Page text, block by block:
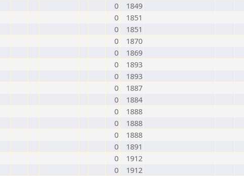
0
1849
0
1851
0
1851
0
1870
0
1869
0
1893
0
1893
0
1887
0
1884
0
1888
0
1888
0
1888
0
1891
0
1912
0
1912